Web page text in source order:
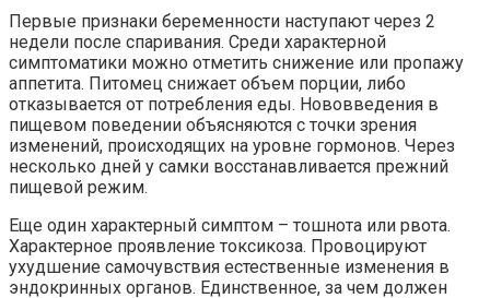
Первые признаки беременности наступают через 2
недели после спаривания. Среди характерной
симптоматики можно отметить снижение или пропажу
аппетита. Питомец снижает объем порции, либо
отказывается от потребления еды. Нововведения в
пищевом поведении объясняются с точки зрения
изменений, происходящих на уровне гормонов. Через
несколько дней у самки восстанавливается прежний
пищевой режим.
Еще один характерный симптом – тошнота или рвота.
Характерное проявление токсикоза. Провоцируют
ухудшение самочувствия естественные изменения в
эндокринных органов. Единственное, за чем должен